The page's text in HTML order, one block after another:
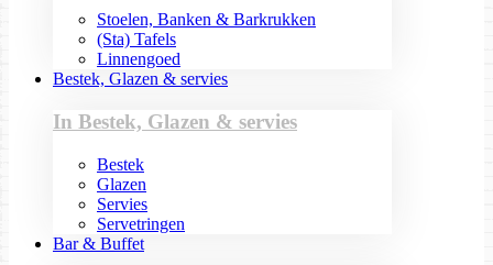
Stoelen, Banken & Barkrukken
(Sta) Tafels
Linnengoed
Bestek, Glazen & servies
In Bestek, Glazen & servies
Bestek
Glazen
Servies
Servetringen
Bar & Buffet